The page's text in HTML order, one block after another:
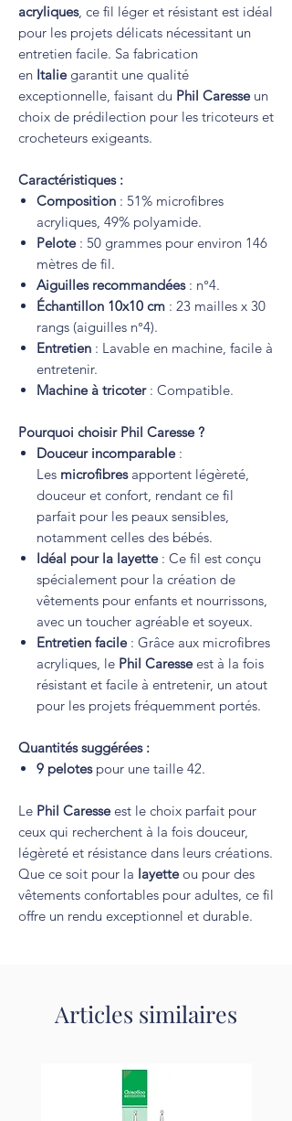
acryliques, ce fil léger et résistant est idéal
pour les projets délicats nécessitant un
entretien facile. Sa fabrication
en Italiegarantit une qualité
exceptionnelle, faisant du Phil Caresseun
choix de prédilection pour les tricoteurs et
crocheteurs exigeants.
Caractéristiques :
Composition : 51% microfibres
acryliques, 49% polyamide.
Pelote: 50 grammes pour environ 146
mètres de fil.
Aiguilles recommandées: n°4.
Échantillon 10x10 cm : 23 mailles x 30
rangs (aiguilles n°4).
Entretien : Lavable en machine, facile à
entretenir.
Machine à tricoter: Compatible.
Pourquoi choisir Phil Caresse ?
Douceur incomparable:
Les microfibresapportent légèreté,
douceur et confort, rendant ce fil
parfait pour les peaux sensibles,
notamment celles des bébés.
Idéal pour la layette: Ce fil est conçu
spécialement pour la création de
vêtements pour enfants et nourrissons,
avec un toucher agréable et soyeux.
Entretien facile: Grâce aux microfibres
acryliques, le Phil Caresseest à la fois
résistant et facile à entretenir, un atout
pour les projets fréquemment portés.
Quantités suggérées :
9 pelotespour une taille 42.
Le Phil Caresseest le choix parfait pour
ceux qui recherchent à la fois douceur,
légèreté et résistance dans leurs créations.
Que ce soit pour la layetteou pour des
vêtements confortables pour adultes, ce fil
offre un rendu exceptionnel et durable.
Articles similaires